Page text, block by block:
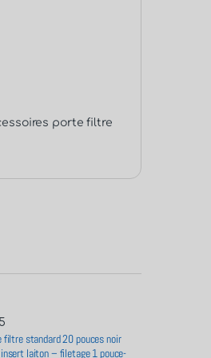
porte filtre
filtre standard 20 pouces noir
laiton – filetage 1 pouce-